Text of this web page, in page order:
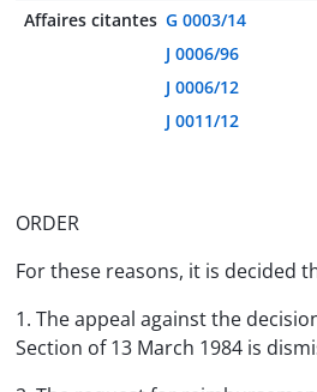
Affaires citantes G 0003/14
J 0006/96
J 0006/12
J 0011/12
ORDER
For these reasons, it is decided
1. The appeal against the
Section of 13 March 1984 is